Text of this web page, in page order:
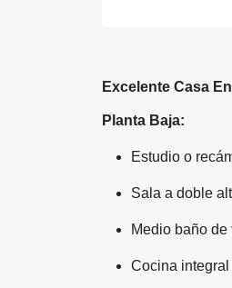
Excelente Casa
Planta Baja:
Estudio o
Sala a doble
Medio baño de
Cocina